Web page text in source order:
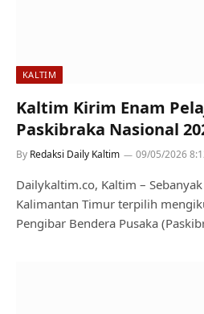
KALTIM
Kaltim Kirim Enam
Paskibraka Nasional
By Redaksi Daily Kaltim 09/05/2026
Dailykaltim.co, Kaltim –
Kalimantan Timur terpilih
Pengibar Bendera Pusaka